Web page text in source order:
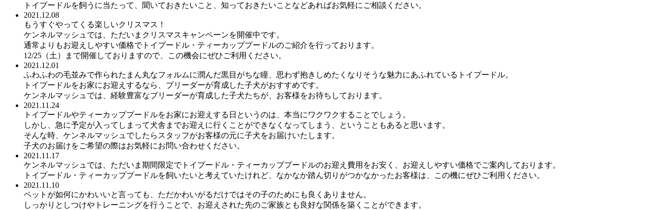
トイプードルを飼うに当たって、聞いておきたいこと、知っておきたいことなどあればお気軽にご相談ください。
2021.12.08
もうすぐやってくる楽しいクリスマス！
ケンネルマッシュでは、ただいまクリスマスキャンペーンを開催中です。
通常よりもお迎えしやすい価格でトイプードル・ティーカッププードルのご紹介を行っております。
12/25（土）まで開催しておりますので、この機会にぜひご利用ください。
2021.12.01
ふわふわの毛並みで作られたまん丸なフォルムに潤んだ黒目がちな瞳、思わず抱きしめたくなりそうな魅力にあふれているトイプードル。
トイプードルをお家にお迎えするなら、ブリーダーが育成した子犬がおすすめです。
ケンネルマッシュでは、経験豊富なブリーダーが育成した子犬たちが、お客様をお待ちしております。
2021.11.24
トイプードルやティーカッププードルをお家にお迎えする日というのは、本当にワクワクすることでしょう。
しかし、急に予定が入ってしまって犬舎までお迎えに行くことができなくなってしまう、ということもあると思います。
そんな時、ケンネルマッシュでしたらスタッフがお客様の元に子犬をお届けいたします。
子犬のお届けをご希望の際はお気軽にお問い合わせください。
2021.11.17
ケンネルマッシュでは、ただいま期間限定でトイプードル・ティーカッププードルのお迎え費用をお安く、お迎えしやすい価格でご案内しております。
トイプードル・ティーカッププードルを飼いたいと考えていたけれど、なかなか踏ん切りがつかなかったお客様は、この機にぜひご利用ください。
2021.11.10
ペットが如何にかわいいと言っても、ただかわいがるだけではその子のためにも良くありません。
しっかりとしつけやトレーニングを行うことで、お迎えされた先のご家族とも良好な関係を築くことができます。